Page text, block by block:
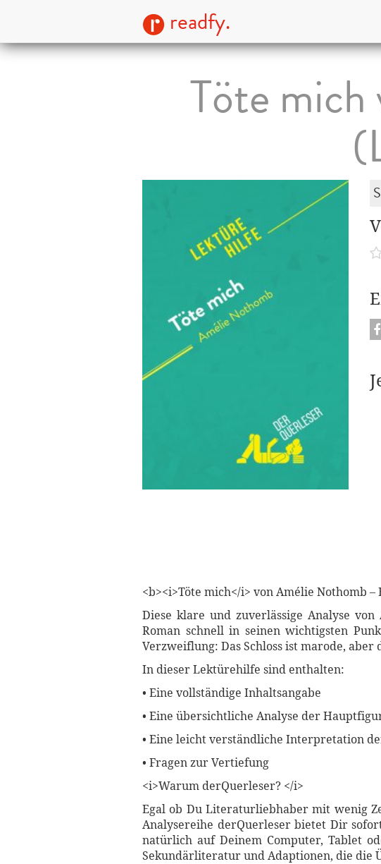
readfy.
Töte
<b><i>Töte mich</i> von Amélie Nothomb
Diese klare und zuverlässige Analyse
Roman schnell in seinen wichtigsten
Verzweiflung: Das Schloss ist marode,
In dieser Lektürehilfe sind enthalten:
• Eine vollständige Inhaltsangabe
• Eine übersichtliche Analyse der
• Eine leicht verständliche Interpretation
• Fragen zur Vertiefung
<i>Warum derQuerleser? </i>
Egal ob Du Literaturliebhaber mit wenig
Analysereihe derQuerleser bietet Dir
natürlich auf Deinem Computer, Tablet
Sekundärliteratur und Adaptionen, die die